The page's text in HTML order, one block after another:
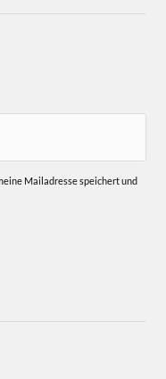
Mailadresse speichert und